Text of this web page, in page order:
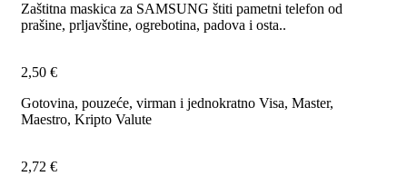
Zaštitna maskica za SAMSUNG štiti pametni telefon od
prašine, prljavštine, ogrebotina, padova i osta..
2,50 €
Gotovina, pouzeće, virman i jednokratno Visa, Master,
Maestro, Kripto Valute
2,72 €